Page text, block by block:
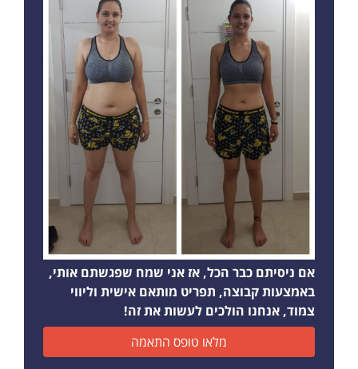
אם ניסיתם כבר הכל, אז אני שמח שפגשתם אותי,
באמצעות קבוצה, תפריט מותאם אישית וליווי
צמוד, אנחנו הולכים לעשות את זה!
מלאו טופס התאמה